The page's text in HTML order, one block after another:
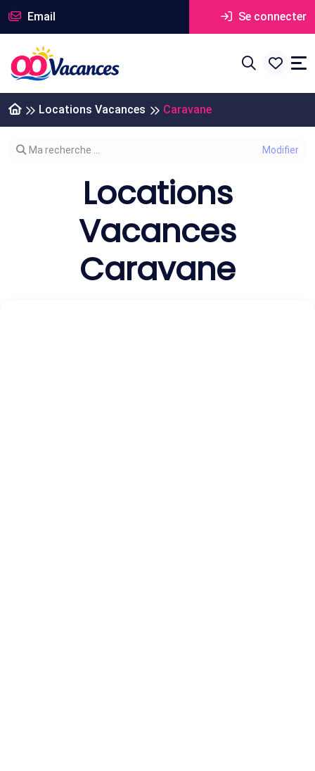
Email Se connecter
Locations Vacances Caravane
Modifier votre recherche
Ma recherche ...
Locations
Vacances
Caravane